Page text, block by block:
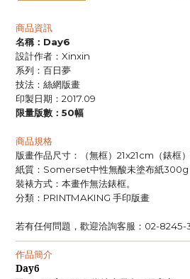
商品資訊
名稱： Day6
設計作者： Xinxin
系列：百日夢
技法：絲網版畫
印製日期： 2017.09
限量版數： 50幅
商品規格
版畫作品尺寸：（無框） 21x21cm （錶框）
紙質： Somerset中性無酸未塗布紙300g
裝裱方式：本畫作無法錶框。
分類： PRINTMAKING 手印版畫
若有任何問題，歡迎洽詢客服： 02-8245-
作品簡介
Day6